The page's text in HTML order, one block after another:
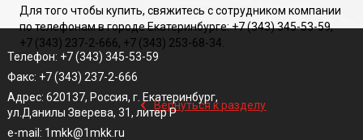
Для того чтобы купить, свяжитесь с сотрудником компании
по телефонам в городе Екатеринбурге: +7 (343) 345-53-59,
+7 (343) 237-2-666, +7 (343) 253-68-34.
‹ Вернуться к разделу
Телефон: +7 (343) 345-53-59
Факс: +7 (343) 237-2-666
Адрес: 620137, Россия, г. Екатеринбург,
ул.Данилы Зверева, 31, литер Р
e-mail: 1mkk@1mkk.ru